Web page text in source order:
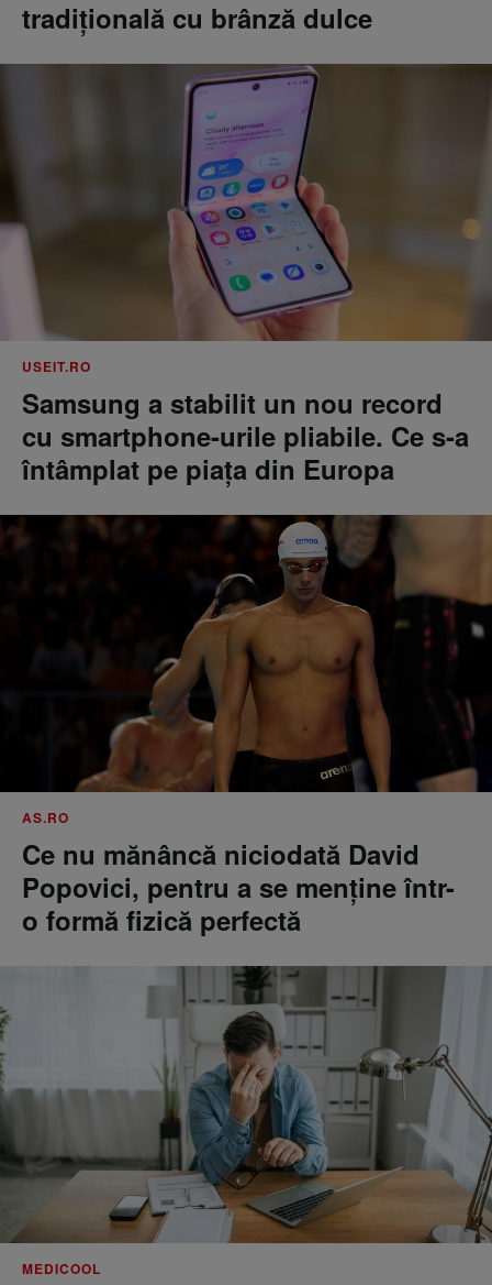
tradițională cu brânză dulce
USEIT.RO
Samsung a stabilit un nou record
cu smartphone-urile pliabile. Ce s-a
întâmplat pe piața din Europa
AS.RO
Ce nu mănâncă niciodată David
Popovici, pentru a se menţine într-
o formă fizică perfectă
MEDICOOL